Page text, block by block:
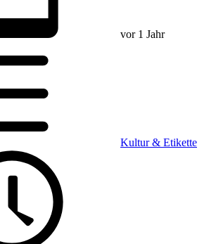
vor 1 Jahr
Kultur & Etikette